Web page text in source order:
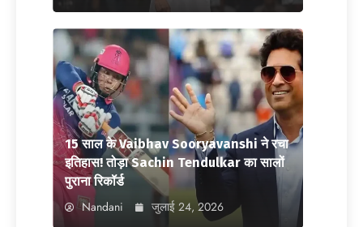
15 साल के Vaibhav Sooryavanshi ने रचा
इतिहास! तोड़ा Sachin Tendulkar का सालों
पुराना रिकॉर्ड
Nandani जुलाई 24, 2026